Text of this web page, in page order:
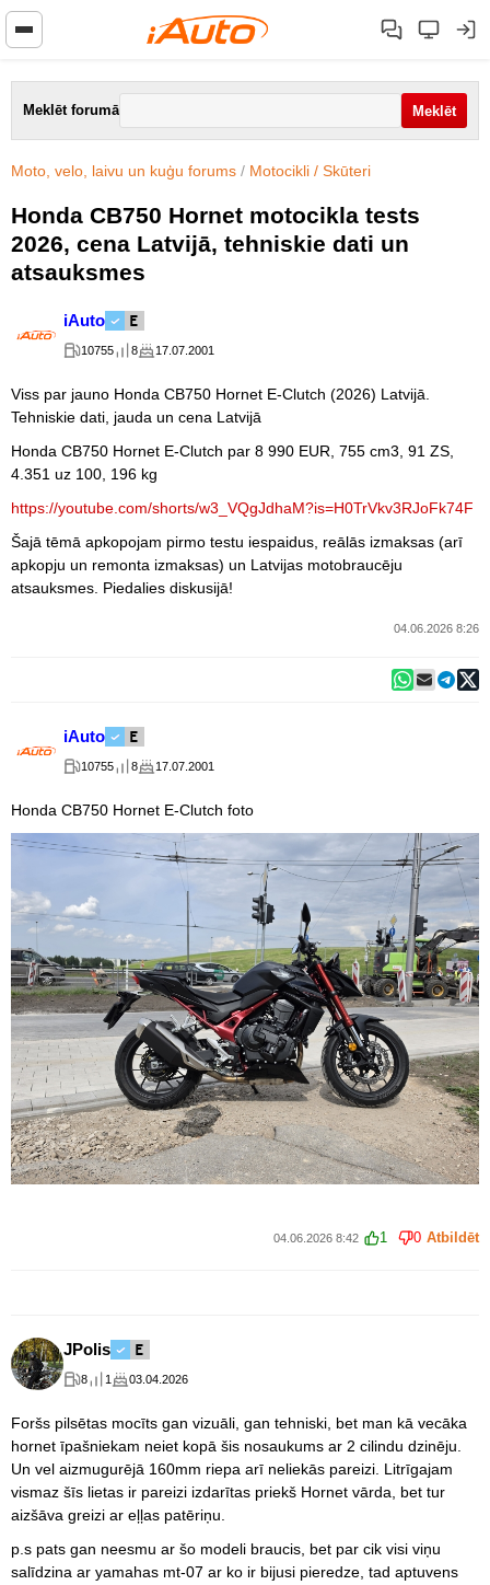
Meklēt forumā
Moto, velo, laivu un kuģu forums / Motocikli / Skūteri
Honda CB750 Hornet motocikla tests
2026, cena Latvijā, tehniskie dati un
atsauksmes
iAuto
10755 8 17.07.2001
Viss par jauno Honda CB750 Hornet E-Clutch (2026) Latvijā.
Tehniskie dati, jauda un cena Latvijā
Honda CB750 Hornet E-Clutch par 8 990 EUR, 755 cm3, 91 ZS,
4.351 uz 100, 196 kg
https://youtube.com/shorts/w3_VQgJdhaM?is=H0TrVkv3RJoFk74F
Šajā tēmā apkopojam pirmo testu iespaidus, reālās izmaksas (arī
apkopju un remonta izmaksas) un Latvijas motobraucēju
atsauksmes. Piedalies diskusijā!
04.06.2026 8:26
iAuto
10755 8 17.07.2001
Honda CB750 Hornet E-Clutch foto
04.06.2026 8:42 1 0 Atbildēt
JPolis
8 1 03.04.2026
Foršs pilsētas mocīts gan vizuāli, gan tehniski, bet man kā vecāka
hornet īpašniekam neiet kopā šis nosaukums ar 2 cilindu dzinēju.
Un vel aizmugurējā 160mm riepa arī neliekās pareizi. Litrīgajam
vismaz šīs lietas ir pareizi izdarītas priekš Hornet vārda, bet tur
aizšāva greizi ar eļļas patēriņu.
p.s pats gan neesmu ar šo modeli braucis, bet par cik visi viņu
salīdzina ar yamahas mt-07 ar ko ir bijusi pieredze, tad aptuvens